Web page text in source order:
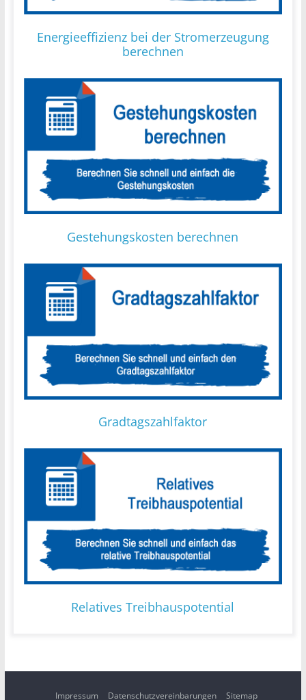
Energieeffizienz bei der Stromerzeugung
berechnen
Gestehungskosten berechnen
Gradtagszahlfaktor
Relatives Treibhauspotential
Impressum Datenschutzvereinbarungen Sitemap